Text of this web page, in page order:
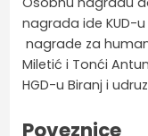
nagrada ide KUD-
nagrade za
Miletić i Tonći
HGD-u Biranj i
Poveznice